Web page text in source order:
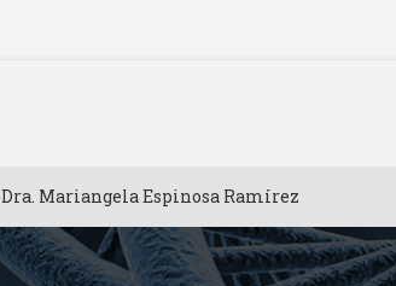
Dra. Mariangela Espinosa Ramírez